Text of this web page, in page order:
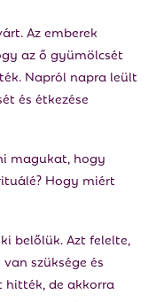
Az emberek
az ő gyümölcsét
Napról napra leült
és étkezése
magukat, hogy
Hogy miért
belőlük. Azt felelte,
szüksége és
hitték, de akkorra